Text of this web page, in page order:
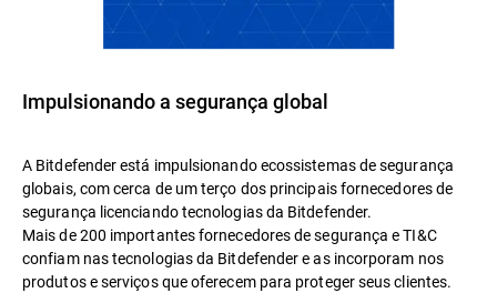
Impulsionando a segurança global
A Bitdefender está impulsionando ecossistemas de segurança
globais, com cerca de um terço dos principais fornecedores de
segurança licenciando tecnologias da Bitdefender.
Mais de 200 importantes fornecedores de segurança e TI&C
confiam nas tecnologias da Bitdefender e as incorporam nos
produtos e serviços que oferecem para proteger seus clientes.